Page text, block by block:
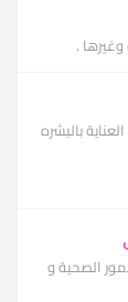
.
بالبشره
الصحية و